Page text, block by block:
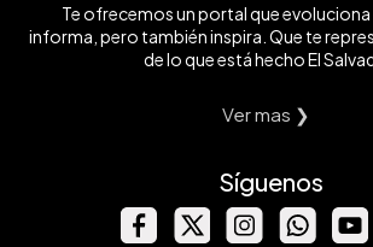
Te ofrecemos un portal que
informa, pero también inspira. Que te
de lo que está hecho El
Ver mas ❯
Síguenos